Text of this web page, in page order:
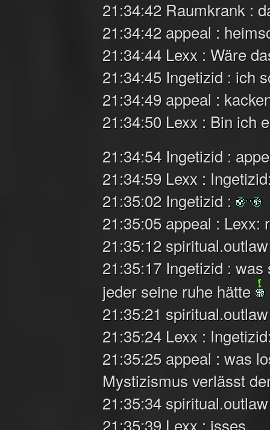
21:34:42 Raumkrank :
21:34:42 appeal :
21:34:44 Lexx : Wäre
21:34:45 Ingetizid : ich
21:34:49 appeal :
21:34:50 Lexx : Bin ich
21:34:54 Ingetizid :
21:34:59 Lexx :
21:35:02 Ingetizid :
21:35:05 appeal : Lexx:
21:35:12
21:35:17 Ingetizid :
jeder seine ruhe hätte
21:35:21
21:35:24 Lexx :
21:35:25 appeal : was
Mystizismus verlässt
21:35:34
21:35:39 Lexx : isses